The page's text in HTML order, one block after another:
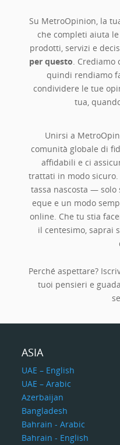
Su MetroOpinion, la
che completi aiuta
prodotti, servizi e
per questo. Crediamo
quindi rendiamo
condividere le tue
tua,
Unirsi a
comunità globale di
affidabili e ci
trattati in modo sicuro.
tassa nascosta — solo
eque e un modo
online. Che tu stia
il centesimo, saprai
Perché aspettare?
tuoi pensieri e
ASIA
UAE – English
UAE – Arabic
Azerbaijan
Bangladesh
Bahrain - Arabic
Bahrain - English